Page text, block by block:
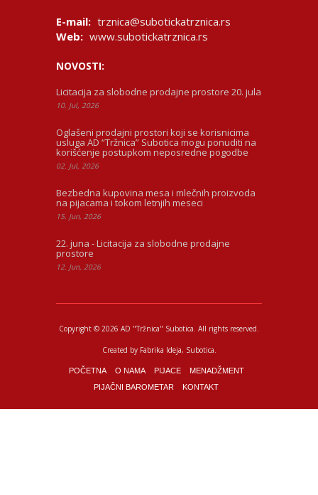
E-mail: trznica@subotickatrznica.rs
Web: www.subotickatrznica.rs
NOVOSTI:
Licitacija za slobodne prodajne prostore 20. jula
10. Jul, 2026
Oglašeni prodajni prostori koji se korisnicima
usluga AD “Tržnica” Subotica mogu ponuditi na
korišćenje postupkom neposredne pogodbe
02. Jul, 2026
Bezbedna kupovina mesa i mlečnih proizvoda
na pijacama i tokom letnjih meseci
15. Jun, 2026
22. juna - Licitacija za slobodne prodajne
prostore
12. Jun, 2026
Copyright © 2026 AD "Tržnica" Subotica. All rights reserved.
Created by Fabrika Ideja, Subotica.
POČETNA O NAMA PIJACE
MENADŽMENT
PIJAČNI BAROMETAR
KONTAKT